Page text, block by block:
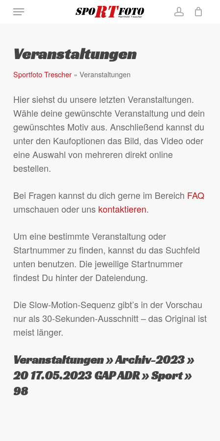
Skip
content
MenuWarenkorb
Close
Veranstaltungen
Sportfoto Trescher» Veranstaltungen
Hier siehst du unsere letzten Veranstaltungen.
Wähle deine gewünschte Veranstaltung und dein
gewünschtes Motiv aus. Anschließend kannst du
unter den Kaufoptionen das Bild, das Video oder
eine Auswahl von mehreren direkt online
bestellen.
Bei Fragen kannst du dich gerne im Bereich FAQ
umschauen oder uns kontaktieren.
Um eine bestimmte Veranstaltung oder
Startnummer zu finden, kannst du das Suchfeld
unten benutzen. Die jeweilige Startnummer
findest Du hinter der Dateiendung.
Die Slow-Motion-Sequenz gibt’s in der Vorschau
nur als 30-Sekunden-Ausschnitt – das Original ist
meist länger.
Veranstaltungen » Archiv-2023 »
20 17.05.2023 GAP ADR » Sport »
98